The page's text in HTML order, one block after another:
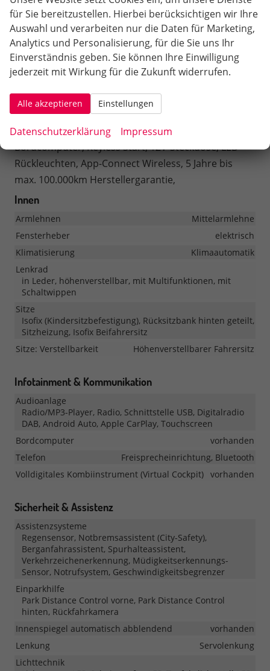
Verkehrszeichenerkennung, LED-Scheinwerfer, LED-
Tagfahrlicht, Pannenset, Rückfahrkamera,
StartStopSystem, Innenspiegel automatisch abbl.,
Berganfahrassistent, Müdigkeitswarnsystem,
Notrufsystem, Schaltwippen,
Geschwindigkeitsbegrenzer, Android Auto, Apple
Carplay, Freisprecheinrichtung, Touchscreen, USB
Typ-C, Radio Ready2Discover, Radio DAB, Bluetooth,
Bordcomputer, Keyless Start, 12V-Steckdose, LED-
Rückleuchten, App-Connect Wireless, 5 Jahre bis
max. 100.000km Herstellergarantie,
Innen
Armlehnen
Mittelarmlehne
Fensterheber
elektrisch
Klimatisierung
Klimaautomatik
Lenkrad
in Leder, höhenverstellbar, mit Multifunktionen, mit
Schaltwippen
Sitze
Isofix (Kindersitzbefestigung), Rücksitzbank hinten geteilt,
Sitzheizung, Isofix Beifahrersitz
Sitze: Verstellbarkeit
Höhenverstellbarer Fahrersitz
Infotainment & Kommunikation
Audioanlage
Radio/MP3-Player, Radio, Schnittstelle USB, Digitalradio
DAB, Android Auto, Apple CarPlay, Touchscreen
Bordcomputer
vorhanden
Telefon
Freisprecheinrichtung, Bluetooth
Volldigitales Kombiinstrument (Virtual Cockpit) vorhanden
Sicherheit & Assistenz
Assistenzsysteme
Regensensor, Notbremsassistent (City-Safety),
Berganfahrassistent, Spurhalteassistent,
Verkehrzeichenerkennung, Müdigkeitserkennungs-
Sensor, Notrufsystem, Geschwindigkeitsbegrenzer
Einparkhilfe
Park Distance Control vorne, Park Distance Control
hinten, Rückfahrkamera
Innenspiegel automatisch abblendend
vorhanden
Lenkung
Servolenkung
Lichttechnik
für Sie bereitzustellen. Hierbei berücksichtigen wir Ihre
Auswahl und verarbeiten nur die Daten für Marketing,
Analytics und Personalisierung, für die Sie uns Ihr
Einverständnis geben. Sie können Ihre Einwilligung
jederzeit mit Wirkung für die Zukunft widerrufen.
Alle akzeptieren Einstellungen
Datenschutzerklärung Impressum